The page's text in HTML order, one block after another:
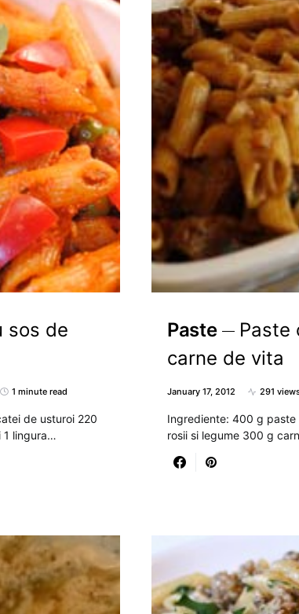
sos de
1 minute read
de usturoi 220
1 lingura…
Paste
Paste
carne de vita
January 17, 2012 291
Ingrediente: 400 g
rosii si legume 300 g